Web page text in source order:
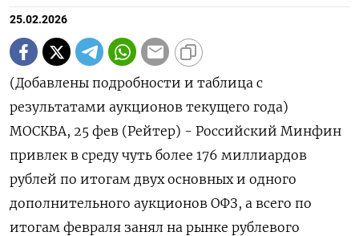
25.02.2026
(Добавлены подробности и таблица с
результатами аукционов текущего года)
МОСКВА, 25 фев (Рейтер) - Российский Минфин
привлек в среду чуть более 176 миллиардов
рублей по итогам двух основных и одного
дополнительного аукционов ‌ОФЗ, а всего по
итогам февраля занял на рынке рублевого